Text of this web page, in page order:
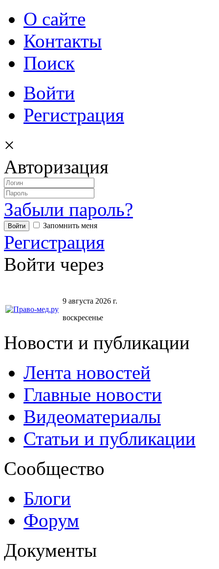
О сайте
Контакты
Поиск
Войти
Регистрация
×
Авторизация
Забыли пароль?
Запомнить меня
Регистрация
Войти через
9 августа 2026 г.
воскресенье
Новости и публикации
Лента новостей
Главные новости
Видеоматериалы
Статьи и публикации
Сообщество
Блоги
Форум
Документы